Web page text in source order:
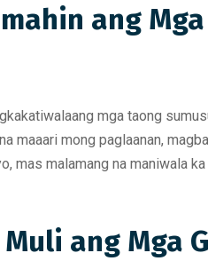
ang
mga taong
maaari mong paglaanan,
mas malamang na maniwala
ang Mga